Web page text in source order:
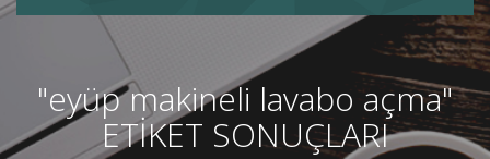
"eyüp makineli lavabo açma"
ETİKET SONUÇLARI